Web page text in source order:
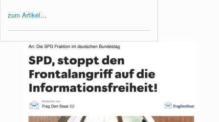
zum Artikel…